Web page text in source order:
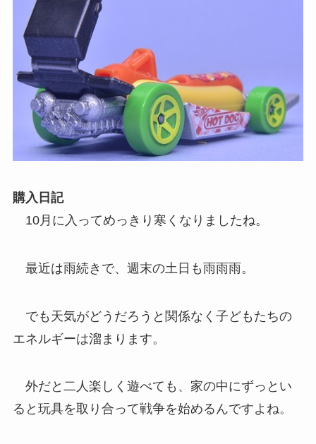
購入日記
10月に入ってめっきり寒くなりましたね。
最近は雨続きで、週末の土日も雨雨雨。
でも天気がどうだろうと関係なく子どもたちの
エネルギーは溜まります。
外だと二人楽しく遊べても、家の中にずっとい
ると玩具を取り合って戦争を始めるんですよね。